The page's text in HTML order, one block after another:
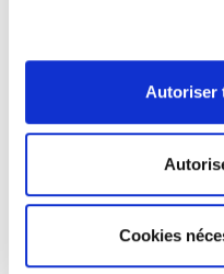
Autoriser
Cookies